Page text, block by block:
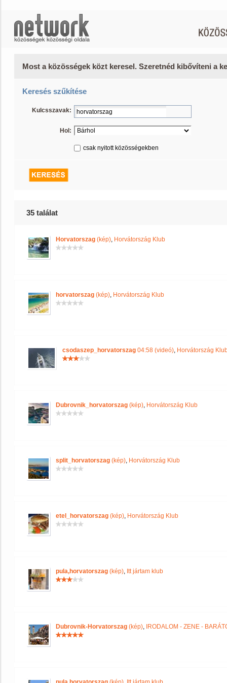
Most a közösségek közt keresel. Szeretnéd kibővíteni a
Keresés szűkítése
Kulcsszavak:
Hol:
csak nyitott közösségekben
35 találat
Horvatorszag (kép), Horvátország Klub
horvatorszag (kép), Horvátország Klub
csodaszep_horvatorszag 04:58 (videó), Horvátország
Dubrovnik_horvatorszag (kép), Horvátország Klub
split_horvatorszag (kép), Horvátország Klub
etel_horvatorszag (kép), Horvátország Klub
pula,horvatorszag (kép), Itt jártam klub
Dubrovnik-Horvatorszag (kép), IRODALOM - ZENE -